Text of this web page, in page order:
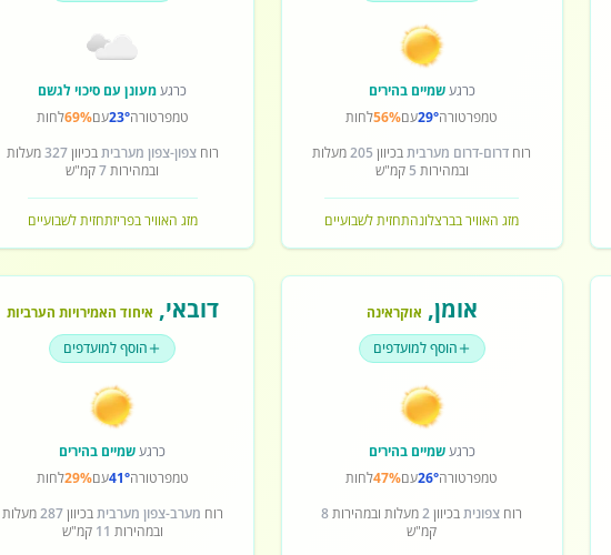
כרגעשמיים בהירים
טמפרטורה29°עם56%לחות
רוח דרום-דרום מערביתבכיוון 205מעלות
ובמהירות 5 קמ"ש
מזג האוויר בברצלונהתחזית לשבועיים
כרגעמעונן עם סיכוי לגשם
טמפרטורה23°עם69%לחות
רוחצפון-צפון מערביתבכיוון327מעלות
ובמהירות7קמ"ש
מזג האוויר בפריזתחזית לשבועיים
אומן, אוקראינה
הוסף למועדפים
כרגעשמיים בהירים
טמפרטורה26°עם47%לחות
רוח צפוניתבכיוון2מעלות ובמהירות8
קמ"ש
דובאי, איחוד האמירויות הערביות
הוסף למועדפים
כרגעשמיים בהירים
טמפרטורה41°עם29%לחות
רוח מערב-צפון מערביתבכיוון287מעלות
ובמהירות 11 קמ"ש